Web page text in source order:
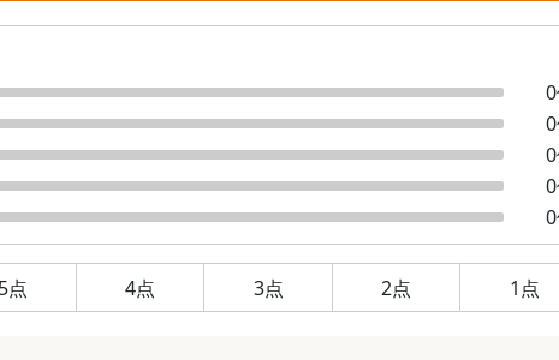
0
0
0
0
0
5点 4点 3点 2点 1 点